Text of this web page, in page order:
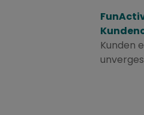
Kunden